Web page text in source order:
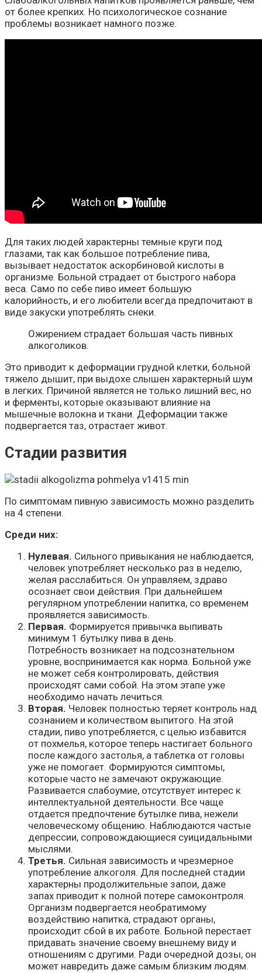
от более крепких. Но психологическое сознание
проблемы возникает намного позже.
Для таких людей характерны темные круги под
глазами, так как большое потребление пива,
вызывает недостаток аскорбиновой кислоты в
организме. Больной страдает от быстрого набора
веса. Само по себе пиво имеет большую
калорийность, и его любители всегда предпочитают в
виде закуски употреблять снеки.
Ожирением страдает большая часть пивных
алкоголиков.
Это приводит к деформации грудной клетки, больной
тяжело дышит, при выдохе слышен характерный шум
в легких. Причиной является не только лишний вес, но
и ферменты, которые оказывают влияние на
мышечные волокна и ткани. Деформации также
подвергается таз, отрастает живот.
Стадии развития
По симптомам пивную зависимость можно разделить
на 4 степени.
Среди них:
Нулевая. Сильного привыкания не наблюдается,
человек употребляет несколько раз в неделю,
желая расслабиться. Он управляем, здраво
осознает свои действия. При дальнейшем
регулярном употреблении напитка, со временем
проявляется зависимость.
Первая. Формируется привычка выпивать
минимум 1 бутылку пива в день.
Потребность возникает на подсознательном
уровне, воспринимается как норма. Больной уже
не может себя контролировать, действия
происходят сами собой. На этом этапе уже
необходимо начать лечиться.
Вторая. Человек полностью теряет контроль над
сознанием и количеством выпитого. На этой
стадии, пиво употребляется, с целью избавится
от похмелья, которое теперь настигает больного
после каждого застолья, а таблетка от головы
уже не помогает. Формируются симптомы,
которые часто не замечают окружающие.
Развивается слабоумие, отсутствует интерес к
интеллектуальной деятельности. Все чаще
отдается предпочтение бутылке пива, нежели
человеческому общению. Наблюдаются частые
депрессии, сопровождающиеся суицидальными
мыслями.
Третья. Сильная зависимость и чрезмерное
употребление алкоголя. Для последней стадии
характерны продолжительные запои, даже
запах приводит к полной потере самоконтроля.
Организм подвергается необратимому
воздействию напитка, страдают органы,
происходит сбой в их работе. Больной перестает
придавать значение своему внешнему виду и
отношениям с другими. Ради очередной дозы, он
может навредить даже самым близким людям.